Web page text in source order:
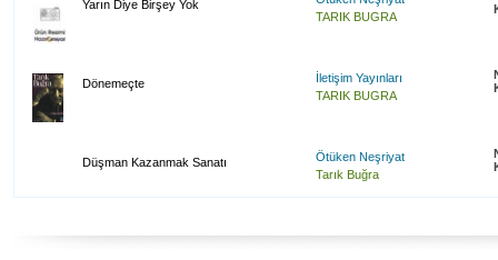
Yarın Diye Birşey Yok
TARIK BUGRA
Dönemeçte
İletişim Yayınları
TARIK BUGRA
Düşman Kazanmak Sanatı
Ötüken Neşriyat
Tarık Buğra